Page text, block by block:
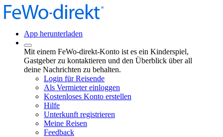
App herunterladen
Mit einem FeWo-direkt-Konto ist es ein Kinderspiel,
Gastgeber zu kontaktieren und den Überblick über all
deine Nachrichten zu behalten.
Login für Reisende
Als Vermieter einloggen
Kostenloses Konto erstellen
Hilfe
Unterkunft registrieren
Meine Reisen
Feedback